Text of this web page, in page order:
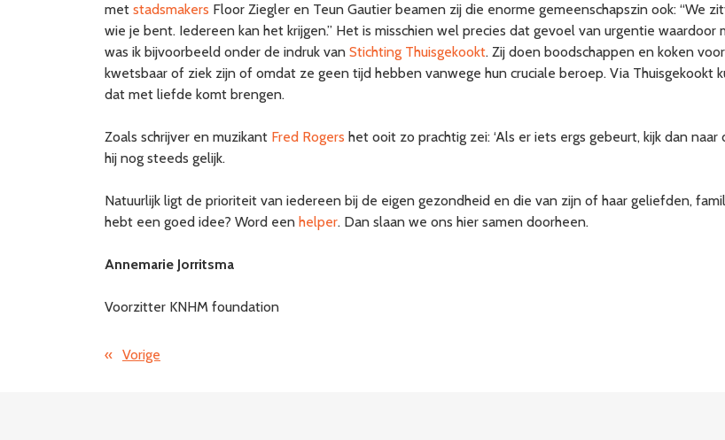
met stadsmakers Floor Ziegler en Teun Gautier beamen zij die enorme gemeenschapszin ook: “We
wie je bent. Iedereen kan het krijgen.” Het is misschien wel precies dat gevoel van urgentie
was ik bijvoorbeeld onder de indruk van Stichting Thuisgekookt. Zij doen boodschappen en koken
kwetsbaar of ziek zijn of omdat ze geen tijd hebben vanwege hun cruciale beroep. Via
dat met liefde komt brengen.
Zoals schrijver en muzikant Fred Rogers het ooit zo prachtig zei: ‘Als er iets ergs gebeurt, kijk dan
hij nog steeds gelijk.
Natuurlijk ligt de prioriteit van iedereen bij de eigen gezondheid en die van zijn of haar geliefden,
hebt een goed idee? Word een helper. Dan slaan we ons hier samen doorheen.
Annemarie Jorritsma
Voorzitter KNHM foundation
« Vorige